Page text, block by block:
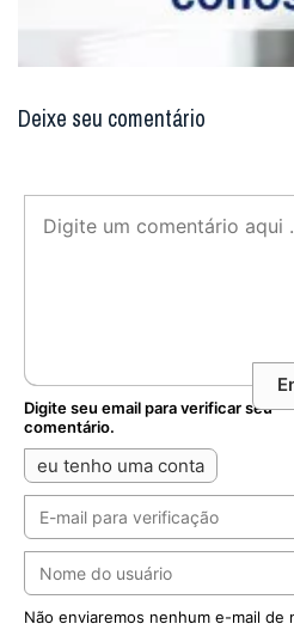
Deixe seu comentário
Digite seu email para verificar seu
comentário.
eu tenho uma conta
Não enviaremos nenhum e-mail de